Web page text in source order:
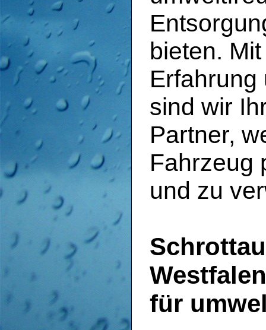
bieten.
sind wir
Partner,
Fahrzeug
und zu
für